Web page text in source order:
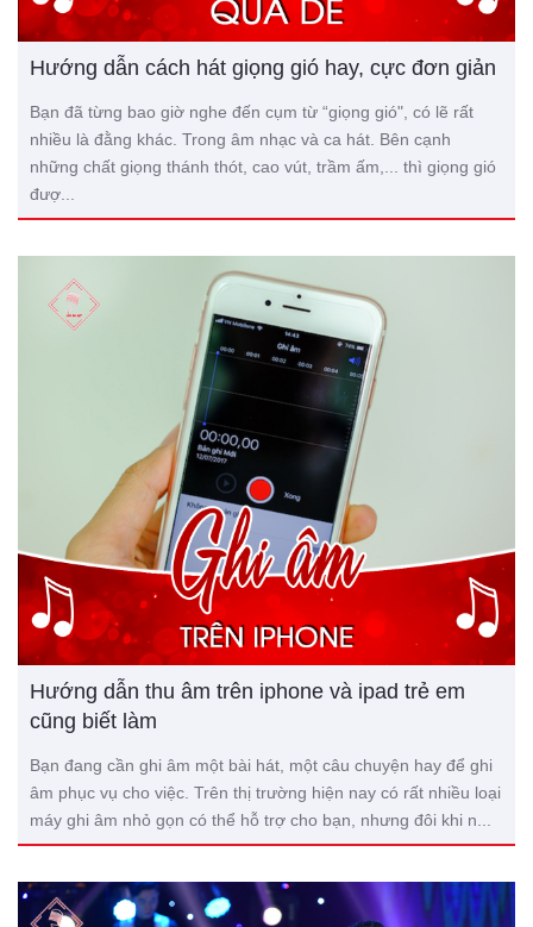
Hướng dẫn cách hát giọng gió hay, cực đơn giản
Bạn đã từng bao giờ nghe đến cụm từ “giọng gió", có lẽ rất
nhiều là đằng khác. Trong âm nhạc và ca hát. Bên cạnh
những chất giọng thánh thót, cao vút, trầm ấm,... thì giọng gió
đượ...
Hướng dẫn thu âm trên iphone và ipad trẻ em
cũng biết làm
Bạn đang cần ghi âm một bài hát, một câu chuyện hay để ghi
âm phục vụ cho việc. Trên thị trường hiện nay có rất nhiều loại
máy ghi âm nhỏ gọn có thể hỗ trợ cho bạn, nhưng đôi khi n...